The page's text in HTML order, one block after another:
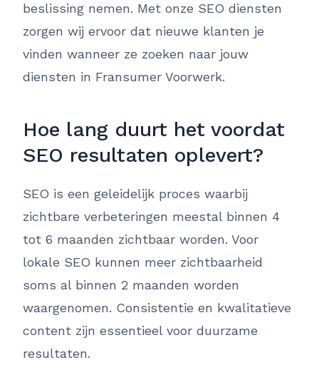
beslissing nemen. Met onze SEO diensten
zorgen wij ervoor dat nieuwe klanten je
vinden wanneer ze zoeken naar jouw
diensten in Fransumer Voorwerk.
Hoe lang duurt het voordat
SEO resultaten oplevert?
SEO is een geleidelijk proces waarbij
zichtbare verbeteringen meestal binnen 4
tot 6 maanden zichtbaar worden. Voor
lokale SEO kunnen meer zichtbaarheid
soms al binnen 2 maanden worden
waargenomen. Consistentie en kwalitatieve
content zijn essentieel voor duurzame
resultaten.